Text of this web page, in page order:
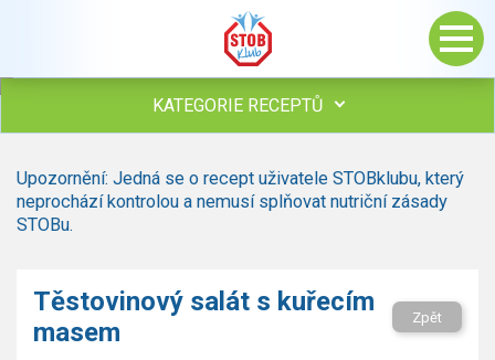
KATEGORIE RECEPTŮ
Polévky
Studená kuchyně
Bezmasé a zeleninové
Saláty
Upozornění: Jedná se o recept uživatele STOBklubu, který
neprochází kontrolou a nemusí splňovat nutriční zásady
STOBu.
Těstovinový salát s kuřecím
masem
Zpět